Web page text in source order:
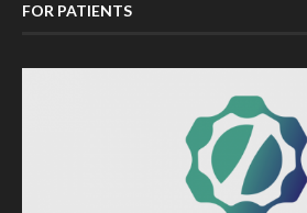
FOR PATIENTS